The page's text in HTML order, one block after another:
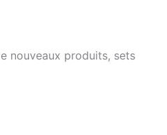
nouveaux produits, sets